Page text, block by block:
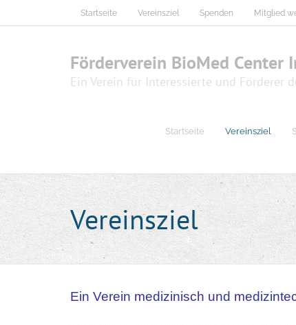
Startseite Vereinsziel Spenden Mitglied
Förderverein BioMed Center
Ein Verein für Interessierte und Förderer
Startseite Vereinsziel
Vereinsziel
Ein Verein medizinisch und